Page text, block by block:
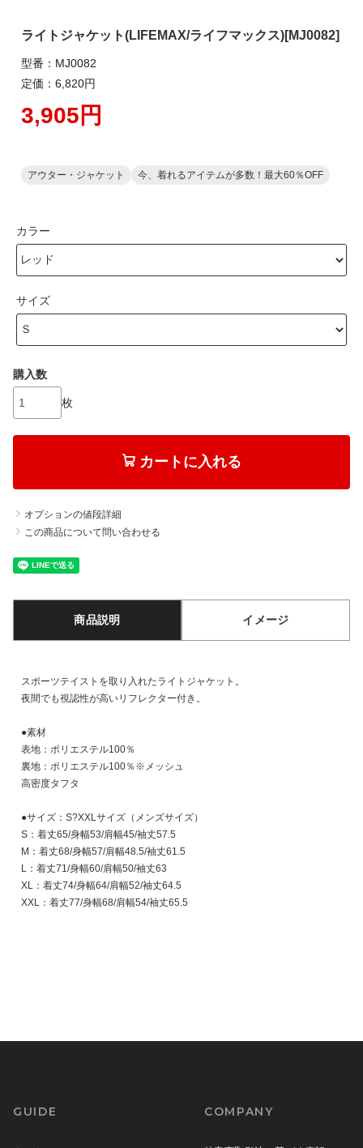
ライトジャケット(LIFEMAX/ライフマックス)[MJ0082]
型番：MJ0082
定価：6,820円
3,905円
アウター・ジャケット 今、着れるアイテムが多数！最大60％OFF
カラー
サイズ
購入数
枚
カートに入れる
オプションの値段詳細
この商品について問い合わせる
商品説明 イメージ
スポーツテイストを取り入れたライトジャケット。
夜間でも視認性が高いリフレクター付き。
●素材
表地：ポリエステル100％
裏地：ポリエステル100％※メッシュ
高密度タフタ
●サイズ：S?XXLサイズ（メンズサイズ）
S：着丈65/身幅53/肩幅45/袖丈57.5
M：着丈68/身幅57/肩幅48.5/袖丈61.5
L：着丈71/身幅60/肩幅50/袖丈63
XL：着丈74/身幅64/肩幅52/袖丈64.5
XXL：着丈77/身幅68/肩幅54/袖丈65.5
GUIDE COMPANY